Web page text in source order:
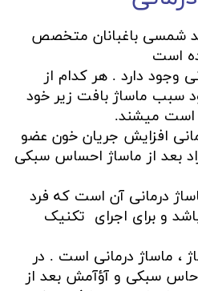
شمسی باغبانان متخصص
است
وجود دارد . هر کدام از
سبب ماساژ بافت زیر خود
میشند.
افزایش جریان خون عضو
بعد از ماساژ احساس سبکی
درمانی آن است که فرد
و برای اجرای تکنیک
، ماساژ درمانی است . در
احاس سبکی و آؤآمش بعد از